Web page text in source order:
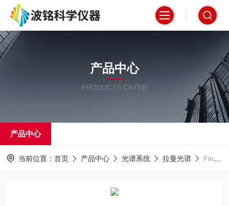
产品中心
PRODUCTS CNTER
产品中心
当前位置： 首页 产品中心 光谱系统 拉曼光谱 Finder 930 系列 全自动化拉曼光谱分析系统